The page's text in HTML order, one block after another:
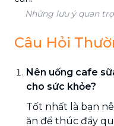
Những lưu ý quan
Câu Hỏi
Nên uống cafe
cho sức khỏe?
Tốt nhất là bạn
ăn để thúc đẩy